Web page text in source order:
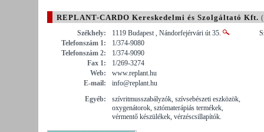
REPLANT-CARDO Kereskedelmi és Szolgáltató Kft.
Székhely:
1119 Budapest , Nándorfejérvári út 35.
Telefonszám 1:
1/374-9080
Telefonszám 2:
1/374-9090
Fax 1:
1/269-3274
Web:
www.replant.hu
E-mail:
info@replant.hu
Egyéb:
szívritmusszabályzók, szívsebészeti eszközök,
oxygenátorok, sztómaterápiás termékek,
vérmentő készülékek, vérzéscsillapítók.